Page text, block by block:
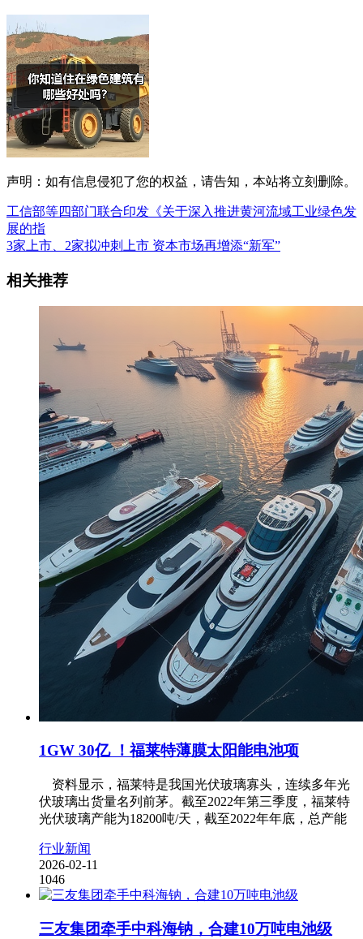
声明：如有信息侵犯了您的权益，请告知，本站将立刻删除。
工信部等四部门联合印发《关于深入推进黄河流域工业绿色发
展的指
3家上市、2家拟冲刺上市 资本市场再增添“新军”
相关推荐
1GW 30亿 ！福莱特薄膜太阳能电池项
资料显示，福莱特是我国光伏玻璃寡头，连续多年光
伏玻璃出货量名列前茅。截至2022年第三季度，福莱特
光伏玻璃产能为18200吨/天，截至2022年年底，总产能
行业新闻
2026-02-11
1046
三友集团牵手中科海钠，合建10万吨电池级